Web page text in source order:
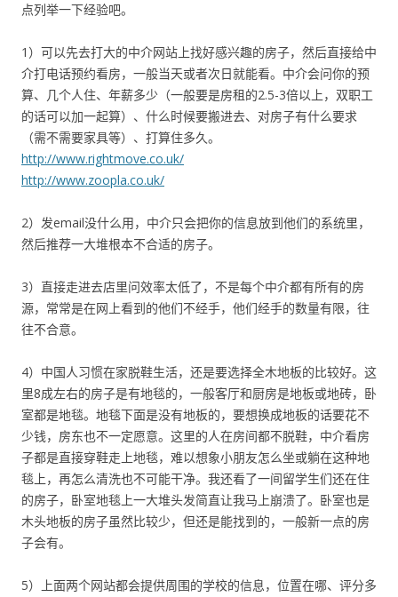
点列举一下经验吧。
1）可以先去打大的中介网站上找好感兴趣的房子，然后直接给中
介打电话预约看房，一般当天或者次日就能看。中介会问你的预
算、几个人住、年薪多少（一般要是房租的2.5-3倍以上，双职工
的话可以加一起算）、什么时候要搬进去、对房子有什么要求
（需不需要家具等）、打算住多久。
http://www.rightmove.co.uk/
http://www.zoopla.co.uk/
2）发email没什么用，中介只会把你的信息放到他们的系统里，
然后推荐一大堆根本不合适的房子。
3）直接走进去店里问效率太低了，不是每个中介都有所有的房
源，常常是在网上看到的他们不经手，他们经手的数量有限，往
往不合意。
4）中国人习惯在家脱鞋生活，还是要选择全木地板的比较好。这
里8成左右的房子是有地毯的，一般客厅和厨房是地板或地砖，卧
室都是地毯。地毯下面是没有地板的，要想换成地板的话要花不
少钱，房东也不一定愿意。这里的人在房间都不脱鞋，中介看房
子都是直接穿鞋走上地毯，难以想象小朋友怎么坐或躺在这种地
毯上，再怎么清洗也不可能干净。我还看了一间留学生们还在住
的房子，卧室地毯上一大堆头发简直让我马上崩溃了。卧室也是
木头地板的房子虽然比较少，但还是能找到的，一般新一点的房
子会有。
5）上面两个网站都会提供周围的学校的信息，位置在哪、评分多